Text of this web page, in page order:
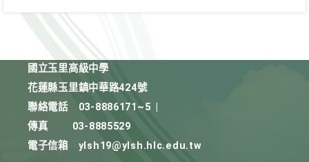
國立玉里高級中學
花蓮縣玉里鎮中華路424號
聯絡電話
03-8886171~5
傳真
03-8885529
電子信箱
ylsh19@ylsh.hlc.edu.tw